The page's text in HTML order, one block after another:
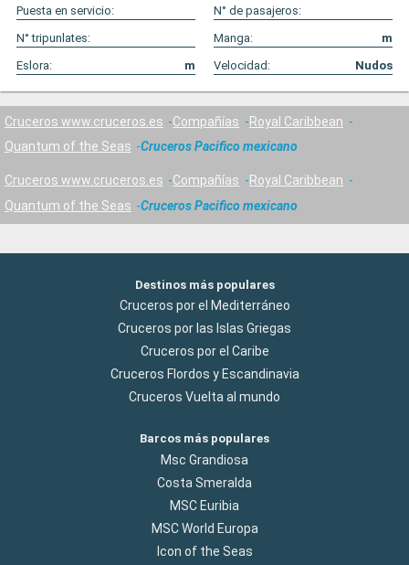
Puesta en servicio:
N° de pasajeros:
N° tripunlates:
Manga:
m
Eslora:
m Velocidad: Nudos
Cruceros www.cruceros.es Compañías
Royal Caribbean
Quantum of the Seas
Cruceros Pacifico mexicano
Cruceros www.cruceros.es Compañías
Royal Caribbean
Quantum of the Seas
Cruceros Pacifico mexicano
Destinos más populares
Cruceros por el Mediterráneo
Cruceros por las Islas Griegas
Cruceros por el Caribe
Cruceros Flordos y Escandinavia
Cruceros Vuelta al mundo
Barcos más populares
Msc Grandiosa
Costa Smeralda
MSC Euribia
MSC World Europa
Icon of the Seas